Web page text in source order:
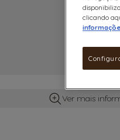
Ver mais
clicando